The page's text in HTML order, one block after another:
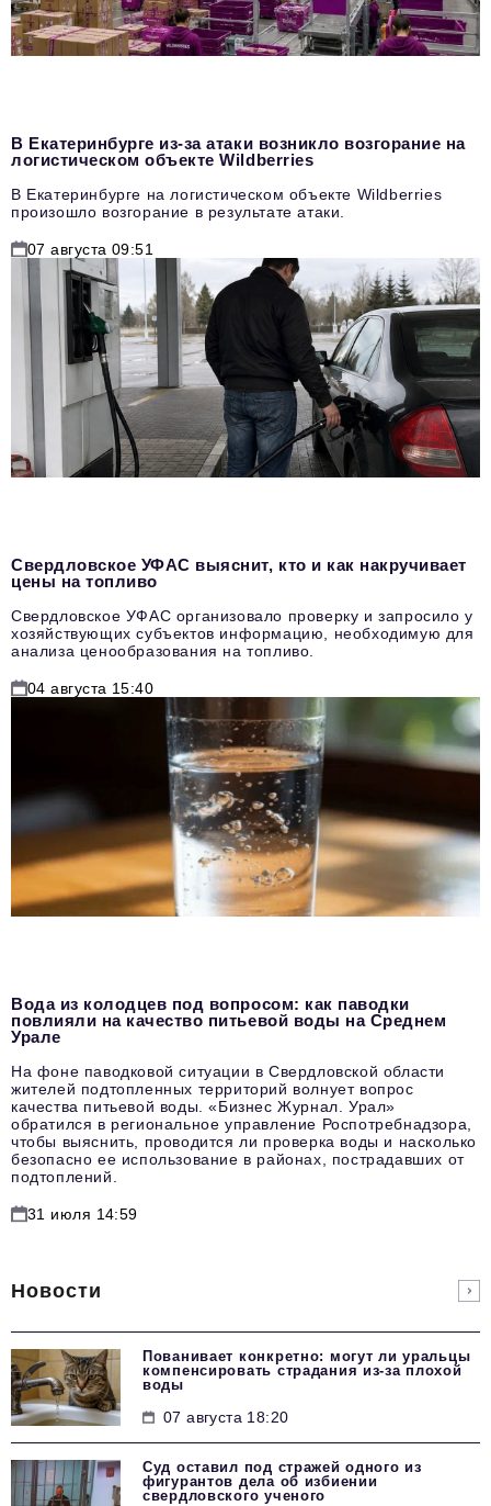
В Екатеринбурге из-за атаки возникло возгорание на
логистическом объекте Wildberries
В Екатеринбурге на логистическом объекте Wildberries
произошло возгорание в результате атаки.
07 августа 09:51
Свердловское УФАС выяснит, кто и как накручивает
цены на топливо
Свердловское УФАС организовало проверку и запросило у
хозяйствующих субъектов информацию, необходимую для
анализа ценообразования на топливо.
04 августа 15:40
Вода из колодцев под вопросом: как паводки
повлияли на качество питьевой воды на Среднем
Урале
На фоне паводковой ситуации в Свердловской области
жителей подтопленных территорий волнует вопрос
качества питьевой воды. «Бизнес Журнал. Урал»
обратился в региональное управление Роспотребнадзора,
чтобы выяснить, проводится ли проверка воды и насколько
безопасно ее использование в районах, пострадавших от
подтоплений.
31 июля 14:59
Новости
Пованивает конкретно: могут ли уральцы
компенсировать страдания из-за плохой
воды
07 августа 18:20
Суд оставил под стражей одного из
фигурантов дела об избиении
свердловского ученого